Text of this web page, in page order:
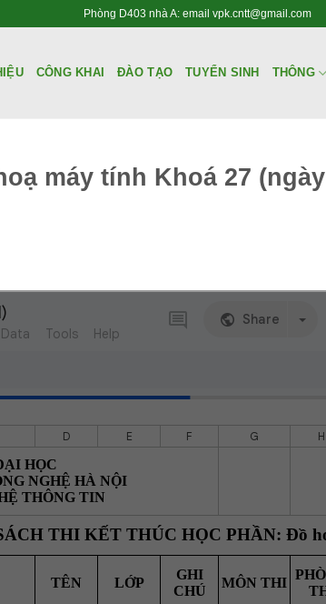
Phòng D403 nhà A: email vpk.cntt@gmail.com
CÔNG KHAI ĐÀO TẠO TUYỂN SINH THÔNG
máy tính Khoá 27 (ngày